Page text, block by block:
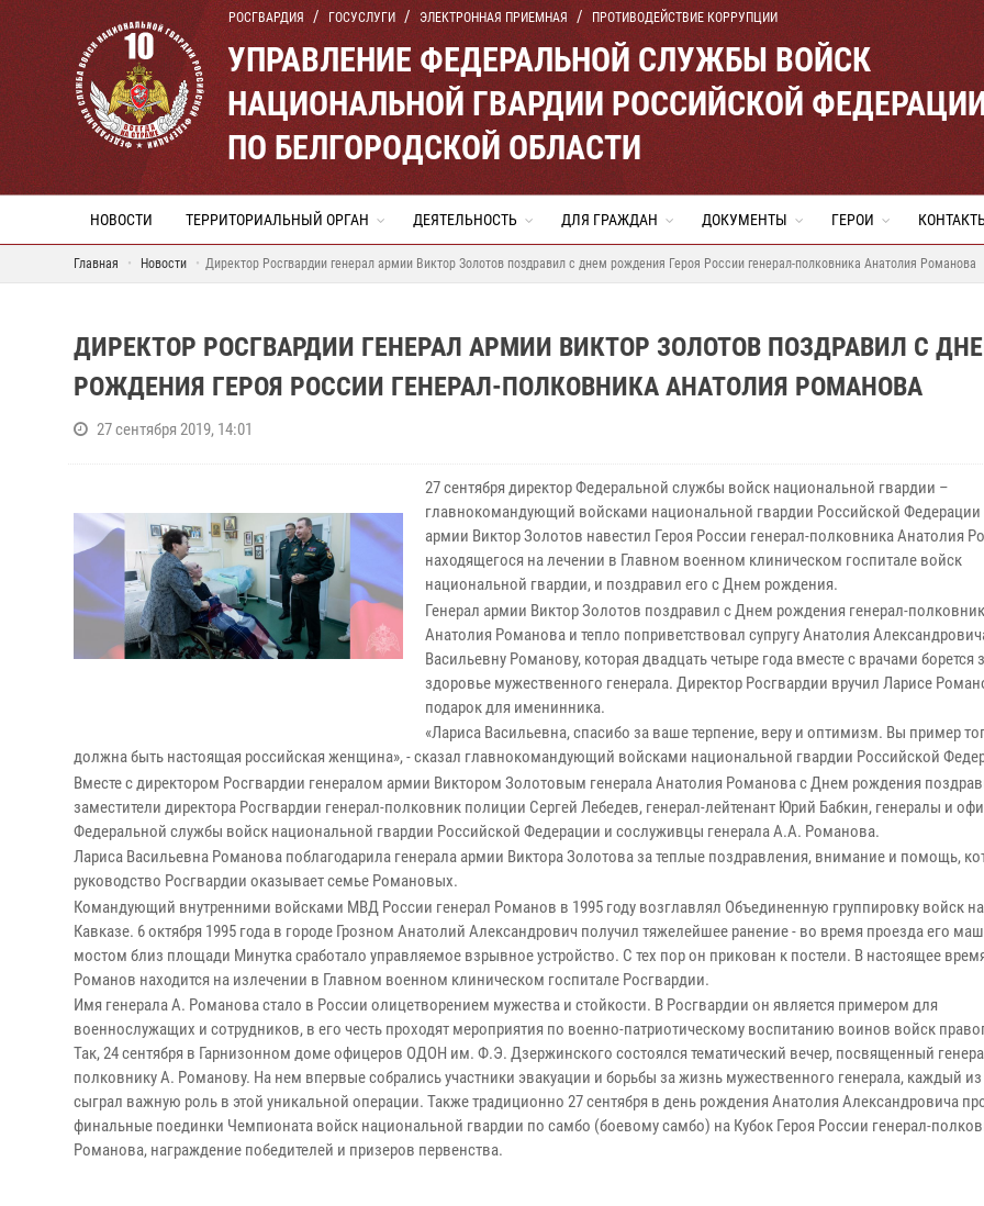
РОСГВАРДИЯ ГОСУСЛУГИ ЭЛЕКТРОННАЯ ПРИЕМНАЯ ПРОТИВОДЕЙСТВИЕ КОРРУПЦИИ
УПРАВЛЕНИЕ ФЕДЕРАЛЬНОЙ СЛУЖБЫ ВОЙСК
НАЦИОНАЛЬНОЙ ГВАРДИИ РОССИЙСКОЙ
ПО БЕЛГОРОДСКОЙ ОБЛАСТИ
НОВОСТИ ТЕРРИТОРИАЛЬНЫЙ ОРГАН ДЕЯТЕЛЬНОСТЬ ДЛЯ ГРАЖДАН ДОКУМЕНТЫ ГЕРОИ
Главная Новости Директор Росгвардии генерал армии Виктор Золотов поздравил с днем рождения Героя России генерал-полковника Анатолия Романова
ДИРЕКТОР РОСГВАРДИИ ГЕНЕРАЛ АРМИИ ВИКТОР ЗОЛОТОВ ПОЗДРАВИЛ С
РОЖДЕНИЯ ГЕРОЯ РОССИИ ГЕНЕРАЛ-ПОЛКОВНИКА АНАТОЛИЯ РОМАНОВА
27 сентября 2019, 14:01
27 сентября директор Федеральной службы войск национальной гвардии –
главнокомандующий войсками национальной гвардии Российской Федерации
армии Виктор Золотов навестил Героя России генерал-полковника Анатолия
находящегося на лечении в Главном военном клиническом госпитале войск
национальной гвардии, и поздравил его с Днем рождения.
Генерал армии Виктор Золотов поздравил с Днем рождения генерал-
Анатолия Романова и тепло поприветствовал супругу Анатолия
Васильевну Романову, которая двадцать четыре года вместе с врачами борется
здоровье мужественного генерала. Директор Росгвардии вручил Ларисе
подарок для именинника.
«Лариса Васильевна, спасибо за ваше терпение, веру и оптимизм. Вы пример
должна быть настоящая российская женщина», - сказал главнокомандующий войсками национальной гвардии Российской
Вместе с директором Росгвардии генералом армии Виктором Золотовым генерала Анатолия Романова с Днем рождения
заместители директора Росгвардии генерал-полковник полиции Сергей Лебедев, генерал-лейтенант Юрий Бабкин, генералы и
Федеральной службы войск национальной гвардии Российской Федерации и сослуживцы генерала А.А. Романова.
Лариса Васильевна Романова поблагодарила генерала армии Виктора Золотова за теплые поздравления, внимание и помощь,
руководство Росгвардии оказывает семье Романовых.
Командующий внутренними войсками МВД России генерал Романов в 1995 году возглавлял Объединенную группировку войск
Кавказе. 6 октября 1995 года в городе Грозном Анатолий Александрович получил тяжелейшее ранение - во время проезда его
мостом близ площади Минутка сработало управляемое взрывное устройство. С тех пор он прикован к постели. В настоящее
Романов находится на излечении в Главном военном клиническом госпитале Росгвардии.
Имя генерала А. Романова стало в России олицетворением мужества и стойкости. В Росгвардии он является примером для
военнослужащих и сотрудников, в его честь проходят мероприятия по военно-патриотическому воспитанию воинов войск
Так, 24 сентября в Гарнизонном доме офицеров ОДОН им. Ф.Э. Дзержинского состоялся тематический вечер, посвященный
полковнику А. Романову. На нем впервые собрались участники эвакуации и борьбы за жизнь мужественного генерала, каждый
сыграл важную роль в этой уникальной операции. Также традиционно 27 сентября в день рождения Анатолия Александровича
финальные поединки Чемпионата войск национальной гвардии по самбо (боевому самбо) на Кубок Героя России генерал-
Романова, награждение победителей и призеров первенства.